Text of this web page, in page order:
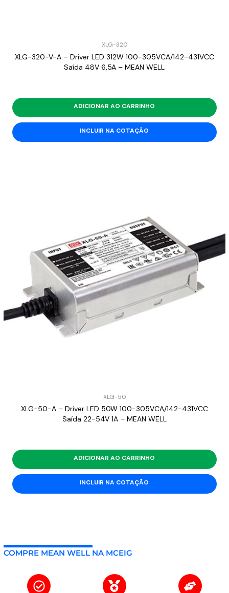
XLG-320
XLG-320-V-A – Driver LED 312W 100-305VCA/142-431VCC
Saída 48V 6,5A – MEAN WELL
ADICIONAR AO CARRINHO
INCLUIR NA COTAÇÃO
XLG-50
XLG-50-A – Driver LED 50W 100-305VCA/142-431VCC
Saída 22-54V 1A – MEAN WELL
ADICIONAR AO CARRINHO
INCLUIR NA COTAÇÃO
COMPRE MEAN WELL NA MCEIG